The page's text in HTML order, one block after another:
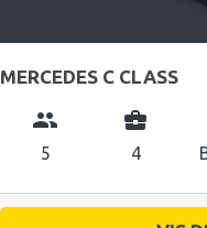
MERCEDES C CLASS
group
5
business_center
4